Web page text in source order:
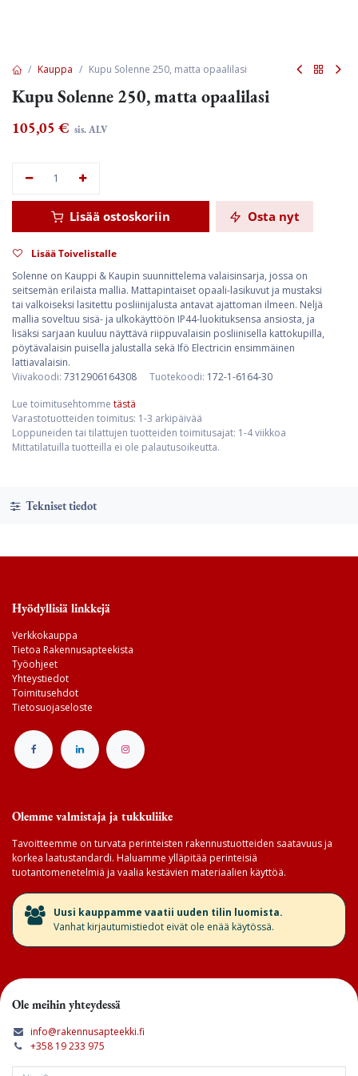
Kauppa Kupu Solenne 250, matta opaalilasi
Kupu Solenne 250, matta opaalilasi
105,05 € sis. ALV
Lisää ostoskoriin Osta nyt
Lisää Toivelistalle
Solenne on Kauppi & Kaupin suunnittelema valaisinsarja, jossa on
seitsemän erilaista mallia. Mattapintaiset opaali-lasikuvut ja mustaksi
tai valkoiseksi lasitettu posliinijalusta antavat ajattoman ilmeen. Neljä
mallia soveltuu sisä- ja ulkokäyttöön IP44-luokituksensa ansiosta, ja
lisäksi sarjaan kuuluu näyttävä riippuvalaisin posliinisella kattokupilla,
pöytävalaisin puisella jalustalla sekä Ifö Electricin ensimmäinen
lattiavalaisin.
Viivakoodi: 7312906164308 Tuotekoodi: 172-1-6164-30
Lue toimitusehtomme tästä
Varastotuotteiden toimitus: 1-3 arkipäivää
Loppuneiden tai tilattujen tuotteiden toimitusajat: 1-4 viikkoa
Mittatilatuilla tuotteilla ei ole palautusoikeutta.
Tekniset tiedot
Hyödyllisiä linkkejä
Verkkokauppa
Tietoa Rakennusapteekista
Työohjeet
Yhteystiedot
Toimitusehdot
Tietosuojaseloste
Olemme valmistaja ja tukkuliike
Tavoitteemme on turvata perinteisten rakennustuotteiden saatavuus ja
korkea laatustandardi. Haluamme ylläpitää perinteisiä
tuotantomenetelmiä ja vaalia kestävien materiaalien käyttöä.
​Uusi kauppamme vaatii uuden tilin luomista.
Vanhat kirjautumistiedot eivät ole enää käytössä.
Ole meihin yhteydessä
info@rakennusapteekki.fi
+358 19 233 975